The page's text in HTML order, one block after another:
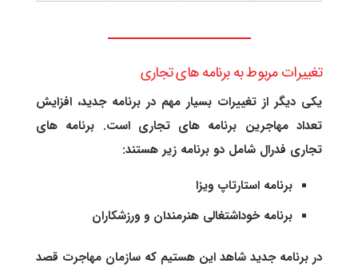
تغییرات مربوط به برنامه های تجاری
یکی دیگر از تغییرات بسیار مهم در برنامه جدید، افزایش
تعداد مهاجرین برنامه های تجاری است. برنامه های
تجاری فدرال شامل دو برنامه زیر هستند:
برنامه استارتاپ ویزا
برنامه خوداشتغالی هنرمندان و ورزشکاران
در برنامه جدید شاهد این هستیم که سازمان مهاجرت قصد